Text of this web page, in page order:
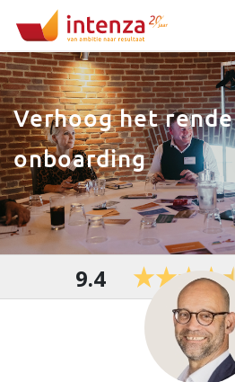
Verhoog het
onboarding
9.4